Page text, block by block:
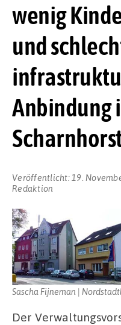
wenig
und
Anbindung
Veröffentlicht: 19.
Redaktion
Sascha Fijneman |
Der